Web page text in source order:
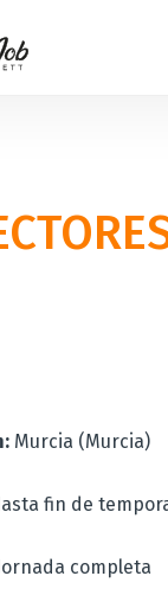
Murcia (Murcia)
fin de
completa